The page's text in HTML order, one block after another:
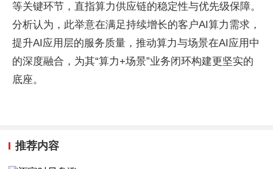
等关键环节，直指算力供应链的稳定性与优先级保障。
分析认为，此举意在满足持续增长的客户AI算力需求，
提升AI应用层的服务质量，推动算力与场景在AI应用中
的深度融合，为其“算力+场景”业务闭环构建更坚实的
底座。
推荐内容